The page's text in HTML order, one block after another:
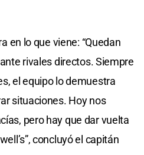
en lo que viene: “Quedan
rivales directos. Siempre
el equipo lo demuestra
situaciones. Hoy nos
pero hay que dar vuelta
concluyó el capitán